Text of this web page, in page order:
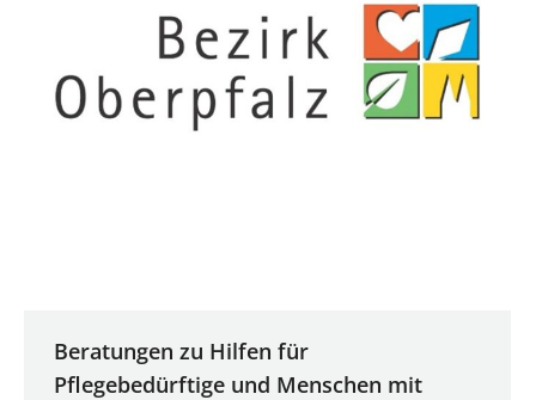
Beratungen zu Hilfen für
Pflegebedürftige und Menschen mit